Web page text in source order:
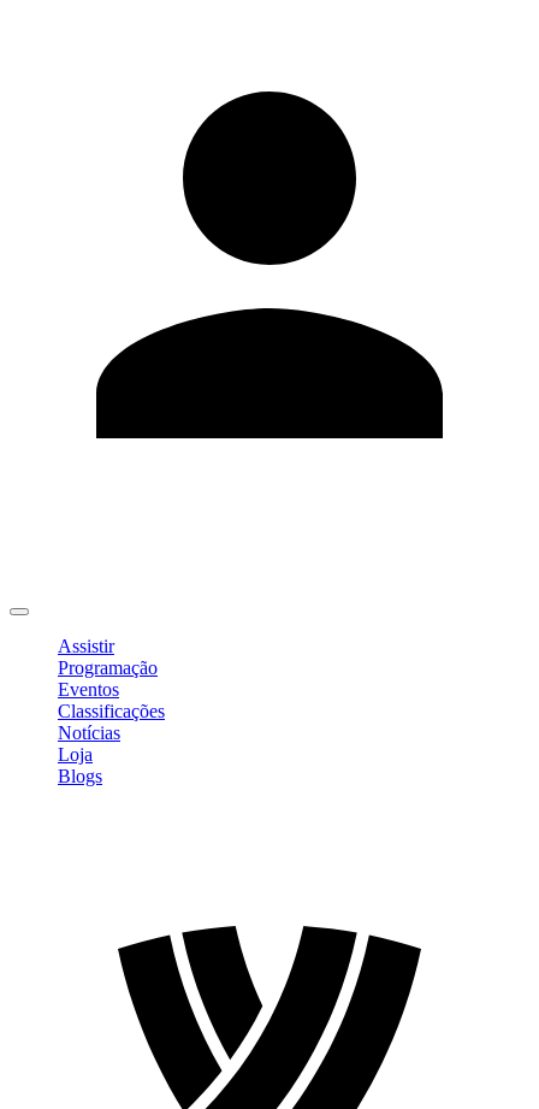
Assistir
Programação
Eventos
Classificações
Notícias
Loja
Blogs